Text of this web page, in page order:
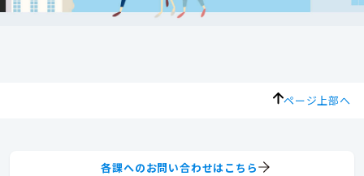
ページ上部へ
各課へのお問い合わせはこちら